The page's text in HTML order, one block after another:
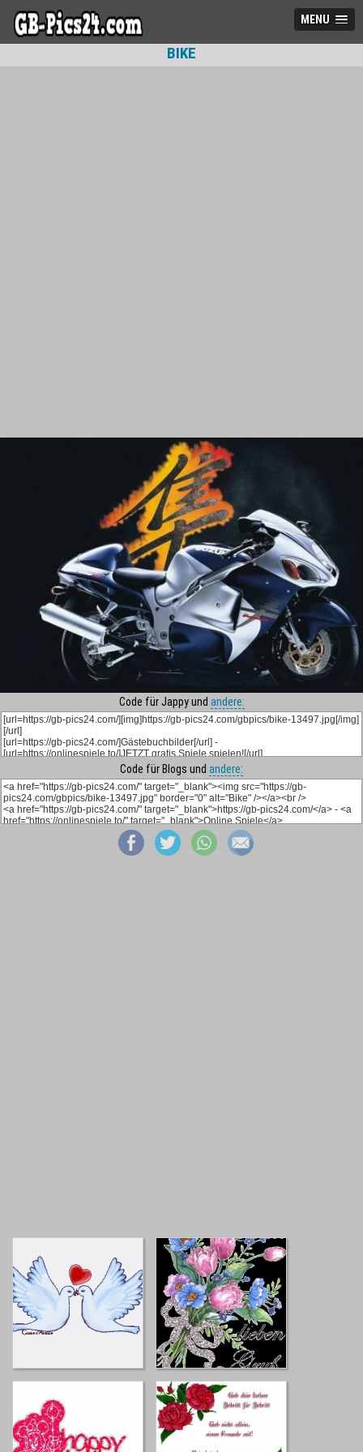
MENU
BIKE
Code für Jappy und andere:
Code für Blogs und andere: